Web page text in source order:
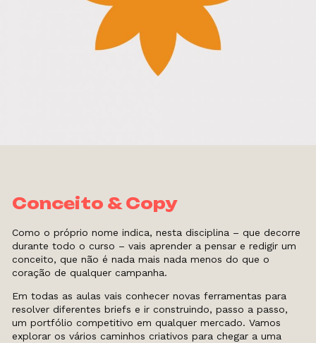
Conceito & Copy
Como o próprio nome indica, nesta disciplina – que decorre
durante todo o curso – vais aprender a pensar e redigir um
conceito, que não é nada mais nada menos do que o
coração de qualquer campanha.
Em todas as aulas vais conhecer novas ferramentas para
resolver diferentes briefs e ir construindo, passo a passo,
um portfólio competitivo em qualquer mercado. Vamos
explorar os vários caminhos criativos para chegar a uma